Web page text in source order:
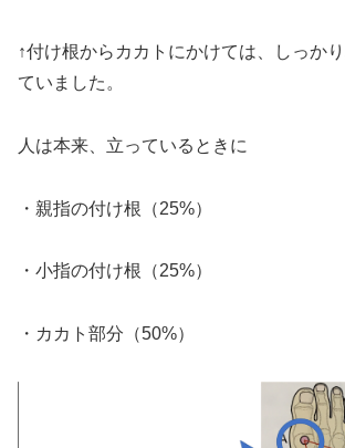
↑付け根からカカトにかけては、しっか
ていました。
人は本来、立っているときに
・親指の付け根（25%）
・小指の付け根（25%）
・カカト部分（50%）